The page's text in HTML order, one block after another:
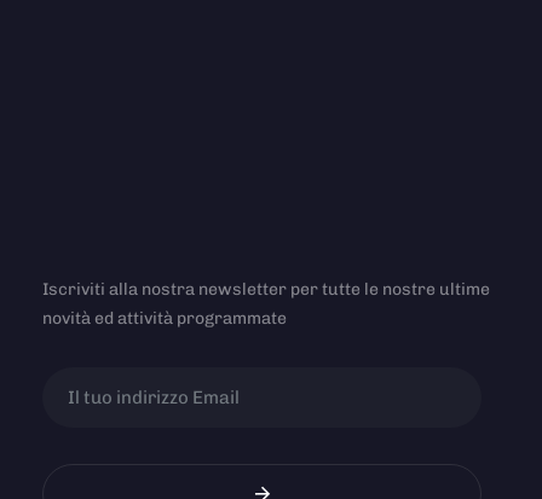
Iscriviti alla nostra newsletter per tutte le nostre ultime
novità ed attività programmate